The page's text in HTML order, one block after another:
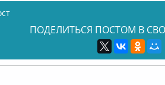
ПОДЕЛИТЬСЯ ПОСТОМ В